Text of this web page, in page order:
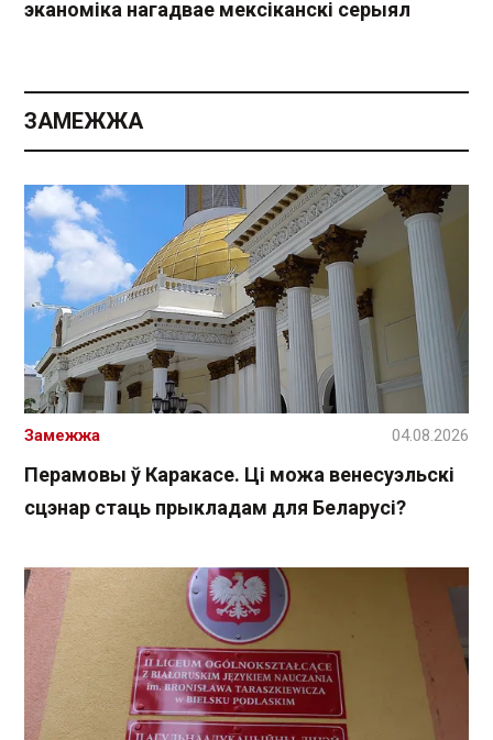
эканоміка нагадвае мексіканскі серыял
ЗАМЕЖЖА
Перамовы ў Каракасе. Ці можа венесуэльскі
сцэнар стаць прыкладам для Беларусі?
Замежжа 04.08.2026